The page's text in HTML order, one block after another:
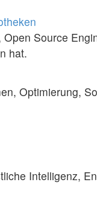
Source
hat.
Optimierung,
Intelligenz,